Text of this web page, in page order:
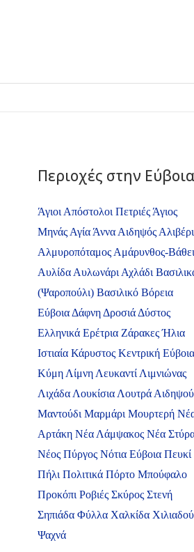
Περιοχές στην Εύβοια
Άγιοι Απόστολοι Πετριές Άγιος
Μηνάς Αγία Άννα Αιδηψός Αλιβέρι
Αλμυροπόταμος Αμάρυνθος-
Αυλίδα Αυλωνάρι Αχλάδι
(Ψαροπούλι) Βασιλικό Βόρεια
Εύβοια Δάφνη Δροσιά Δύστος
Ελληνικά Ερέτρια ΖάρακεςΉλια
Ιστιαία Κάρυστος Κεντρική Εύβοια
Κύμη Λίμνη Λευκαντί Λιμνιώνας
Λιχάδα Λουκίσια Λουτρά Αιδηψού
Μαντούδι Μαρμάρι Μουρτερή
Αρτάκη Νέα Λάμψακος Νέα
Νέος Πύργος Νότια Εύβοια Πευκί
Πήλι Πολιτικά Πόρτο Μπούφαλο
Προκόπι Ροβιές Σκύρος Στενή
Σηπιάδα Φύλλα Χαλκίδα Χιλιαδού
Ψαχνά